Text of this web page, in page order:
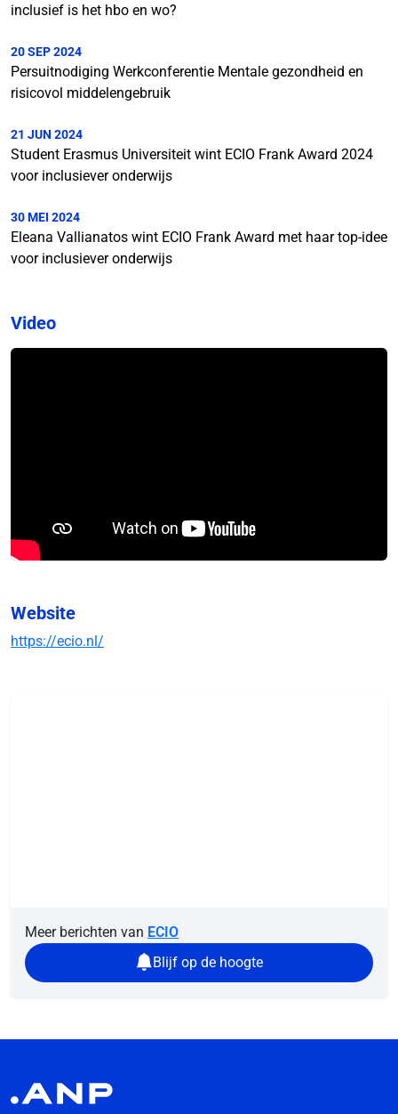
inclusief is het hbo en wo?
20 SEP 2024
Persuitnodiging Werkconferentie Mentale gezondheid en
risicovol middelengebruik
21 JUN 2024
Student Erasmus Universiteit wint ECIO Frank Award 2024
voor inclusiever onderwijs
30 MEI 2024
Eleana Vallianatos wint ECIO Frank Award met haar top-idee
voor inclusiever onderwijs
Video
Website
https://ecio.nl/
Meer berichten van ECIO
Blijf op de hoogte